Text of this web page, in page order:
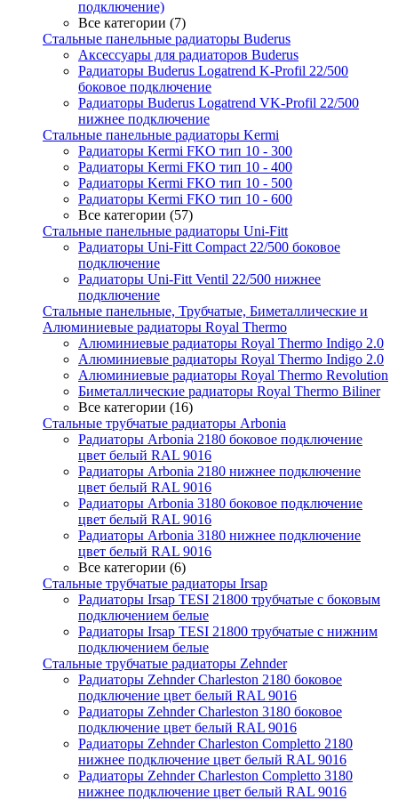
подключение)
Все категории (7)
Стальные панельные радиаторы Buderus
Аксессуары для радиаторов Buderus
Радиаторы Buderus Logatrend K-Profil 22/500
боковое подключение
Радиаторы Buderus Logatrend VK-Profil 22/500
нижнее подключение
Стальные панельные радиаторы Kermi
Радиаторы Kermi FKO тип 10 - 300
Радиаторы Kermi FKO тип 10 - 400
Радиаторы Kermi FKO тип 10 - 500
Радиаторы Kermi FKO тип 10 - 600
Все категории (57)
Стальные панельные радиаторы Uni-Fitt
Радиаторы Uni-Fitt Compact 22/500 боковое
подключение
Радиаторы Uni-Fitt Ventil 22/500 нижнее
подключение
Стальные панельные, Трубчатые, Биметаллические и
Алюминиевые радиаторы Royal Thermo
Алюминиевые радиаторы Royal Thermo Indigo 2.0
Алюминиевые радиаторы Royal Thermo Indigo 2.0
Алюминиевые радиаторы Royal Thermo Revolution
Биметаллические радиаторы Royal Thermo Biliner
Все категории (16)
Стальные трубчатые радиаторы Arbonia
Радиаторы Arbonia 2180 боковое подключение
цвет белый RAL 9016
Радиаторы Arbonia 2180 нижнее подключение
цвет белый RAL 9016
Радиаторы Arbonia 3180 боковое подключение
цвет белый RAL 9016
Радиаторы Arbonia 3180 нижнее подключение
цвет белый RAL 9016
Все категории (6)
Стальные трубчатые радиаторы Irsap
Радиаторы Irsap TESI 21800 трубчатые с боковым
подключением белые
Радиаторы Irsap TESI 21800 трубчатые с нижним
подключением белые
Стальные трубчатые радиаторы Zehnder
Радиаторы Zehnder Charleston 2180 боковое
подключение цвет белый RAL 9016
Радиаторы Zehnder Charleston 3180 боковое
подключение цвет белый RAL 9016
Радиаторы Zehnder Charleston Completto 2180
нижнее подключение цвет белый RAL 9016
Радиаторы Zehnder Charleston Completto 3180
нижнее подключение цвет белый RAL 9016